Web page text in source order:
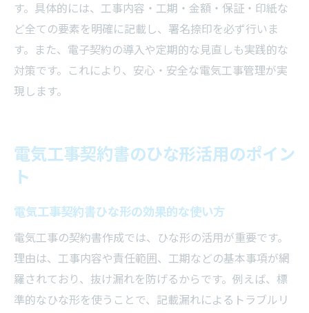
す。具体的には、工事内容・工期・金額・保証・印紙な
ど全ての要素を明確に記載し、署名捺印を必ず行いま
す。また、電子契約の導入や定期的な見直しも実践的な
対策です。これにより、安心・安全な電気工事管理が実
現します。
電気工事契約書のひな形活用のポイン
ト
電気工事契約書ひな形の効果的な使い方
電気工事の契約書作成では、ひな形の活用が重要です。
理由は、工事内容や責任範囲、工期などの基本事項が網
羅されており、抜け漏れを防げるからです。例えば、標
準的なひな形を使うことで、記載漏れによるトラブルリ